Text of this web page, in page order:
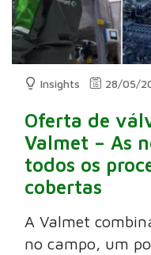
Insights 28/05/
Oferta de
Valmet – As
todos os
cobertas
A Valmet
no campo, um